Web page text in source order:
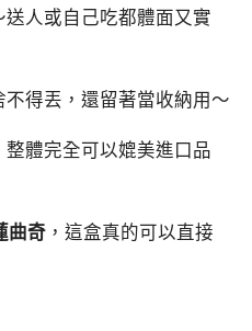
人或自己吃都體面又實
得丟，還留著當收納用～
體完全可以媲美進口品
曲奇，這盒真的可以直接